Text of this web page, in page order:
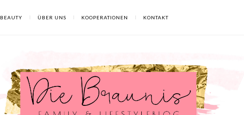
BEAUTY ÜBER UNS KOOPERATIONEN KONTAKT